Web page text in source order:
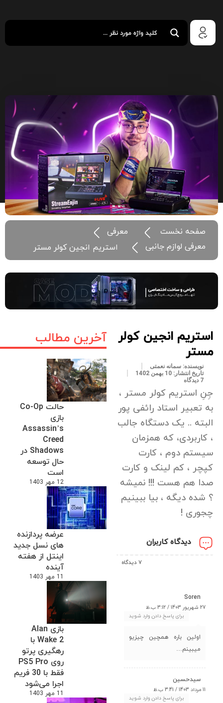
صفحه نخست
معرفی
معرفی لوازم جانبی
استریم انجین کولر مستر
آخرین مطالب
حالت Co-Op
بازی
Assassin’s
Creed
Shadows در
حال توسعه
است
12 مهر 1403
عرضه پردازنده
های نسل جدید
اینتل از هفته
آینده
11 مهر 1403
بازی Alan
Wake 2 با
رهگیری پرتو
روی PS5 Pro
فقط با 30 فریم
اجرا می‌شود
11 مهر 1403
استریم انجین کولر
مستر
نویسنده: سمانه نعمتی
تاریخ انتشار: 10 بهمن 1402
7 دیدگاه
جِنِ استریم کولر مستر ،
به تعبیر استاد رائفی پور
البته .. یک دستگاه جالب
، کاربردی، که همزمان
سیستم دوم ، کارت
کپچر ، کم لینک و کارت
صدا هم هست !!! نمیشه
؟ شده دیگه ، بیا ببینیم
چجوری !
دیدگاه کاربران
7 دیدگاه
Soren
27 شهریور 1403 / 3:12 ب.ظ
برای پاسخ دادن وارد شوید
اولین باره همچین چیزیو
میبینم…
سیدحسین
11 مرداد 1403 / 3:41 ب.ظ
برای پاسخ دادن وارد شوید